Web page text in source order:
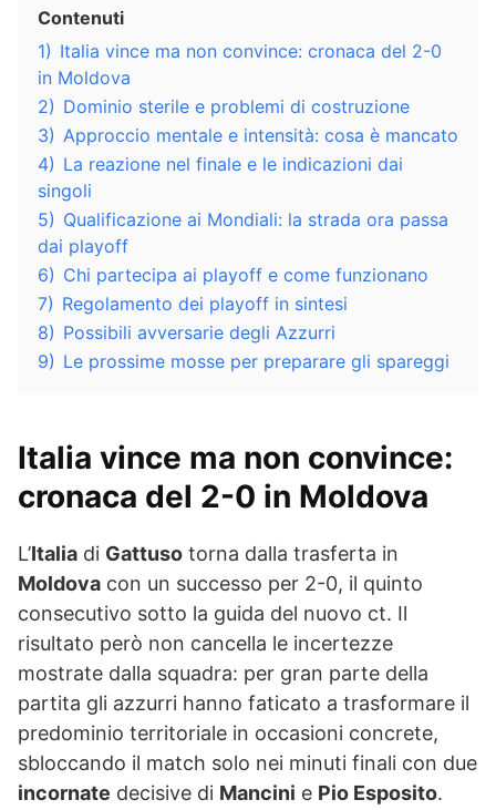
Contenuti
1) Italia vince ma non convince: cronaca del 2-0
in Moldova
2) Dominio sterile e problemi di costruzione
3) Approccio mentale e intensità: cosa è mancato
4) La reazione nel finale e le indicazioni dai
singoli
5) Qualificazione ai Mondiali: la strada ora passa
dai playoff
6) Chi partecipa ai playoff e come funzionano
7) Regolamento dei playoff in sintesi
8) Possibili avversarie degli Azzurri
9) Le prossime mosse per preparare gli spareggi
Italia vince ma non convince:
cronaca del 2-0 in Moldova
L’Italia di Gattuso torna dalla trasferta in
Moldova con un successo per 2-0, il quinto
consecutivo sotto la guida del nuovo ct. Il
risultato però non cancella le incertezze
mostrate dalla squadra: per gran parte della
partita gli azzurri hanno faticato a trasformare il
predominio territoriale in occasioni concrete,
sbloccando il match solo nei minuti finali con due
incornate decisive di Mancini e Pio Esposito.